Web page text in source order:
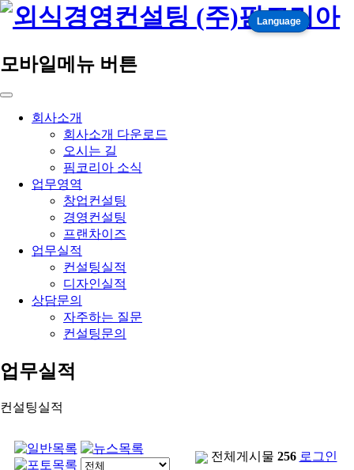
Language
모바일메뉴 버튼
회사소개
회사소개 다운로드
오시는 길
핌코리아 소식
업무영역
창업컨설팅
경영컨설팅
프랜차이즈
업무실적
컨설팅실적
디자인실적
상담문의
자주하는 질문
컨설팅문의
업무실적
컨설팅실적
전체게시물 256 로그인